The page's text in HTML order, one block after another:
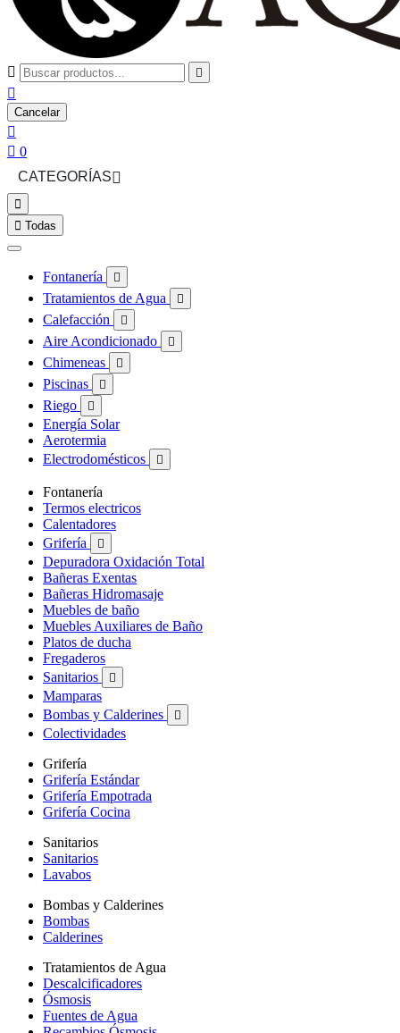
 

Cancelar

 0
CATEGORÍAS

 Todas
Fontanería 
Tratamientos de Agua 
Calefacción 
Aire Acondicionado 
Chimeneas 
Piscinas 
Riego 
Energía Solar
Aerotermia
Electrodomésticos

Fontanería
Termos electricos
Calentadores
Grifería

Depuradora Oxidación Total
Bañeras Exentas
Bañeras Hidromasaje
Muebles de baño
Muebles Auxiliares de Baño
Platos de ducha
Fregaderos
Sanitarios

Mamparas
Bombas y Calderines

Colectividades
Grifería
Grifería Estándar
Grifería Empotrada
Grifería Cocina
Sanitarios
Sanitarios
Lavabos
Bombas y Calderines
Bombas
Calderines
Tratamientos de Agua
Descalcificadores
Ósmosis
Fuentes de Agua